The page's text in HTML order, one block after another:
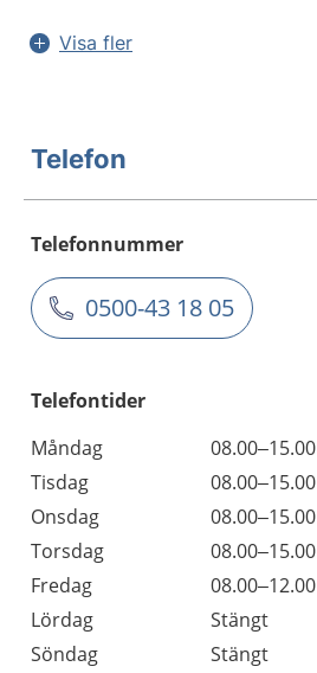
Visa fler
Telefon
Telefonnummer
0500-43 18 05
Telefontider
Måndag
08.00–15.00
Tisdag
08.00–15.00
Onsdag
08.00–15.00
Torsdag
08.00–15.00
Fredag
08.00–12.00
Lördag
Stängt
Söndag
Stängt